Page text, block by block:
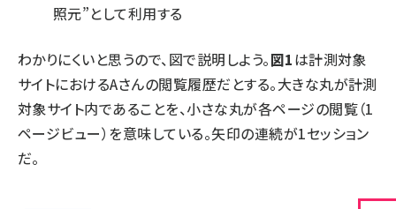
照元”として利用する
わかりにくいと思うので、図で説明しよう。図1は計測対象
サイトにおけるAさんの閲覧履歴だとする。大きな丸が計測
対象サイト内であることを、小さな丸が各ページの閲覧（1
ページビュー）を意味している。矢印の連続が1セッション
だ。